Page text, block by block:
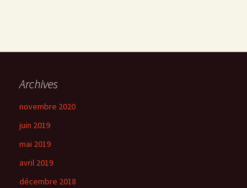
Archives
novembre 2020
juin 2019
mai 2019
avril 2019
décembre 2018